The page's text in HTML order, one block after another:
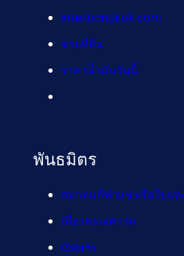
interbangkok.com
ขายที่ดิน
ราคาน้ำมันวันนี้
พันธมิตร
สมาคมกีฬาแข่งเรือใบแห่
เที่ยวทะเลตราด
i3siam